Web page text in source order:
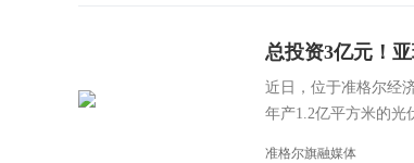
总投资3亿元！
近日，位于准格尔经
年产1.2亿平方米的光
准格尔旗融媒体